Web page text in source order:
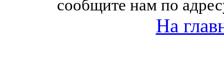
сообщите нам по
На